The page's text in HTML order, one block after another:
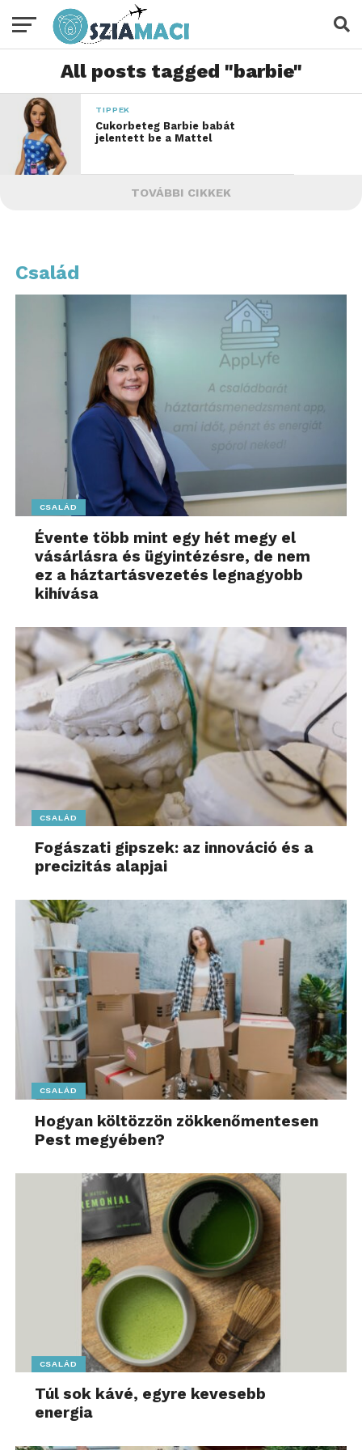
All posts tagged "barbie"
TIPPEK
Cukorbeteg Barbie babát
jelentett be a Mattel
TOVÁBBI CIKKEK
Család
CSALÁD
Évente több mint egy hét megy el
vásárlásra és ügyintézésre, de nem
ez a háztartásvezetés legnagyobb
kihívása
CSALÁD
Fogászati gipszek: az innováció és a
precizitás alapjai
CSALÁD
Hogyan költözzön zökkenőmentesen
Pest megyében?
CSALÁD
Túl sok kávé, egyre kevesebb
energia